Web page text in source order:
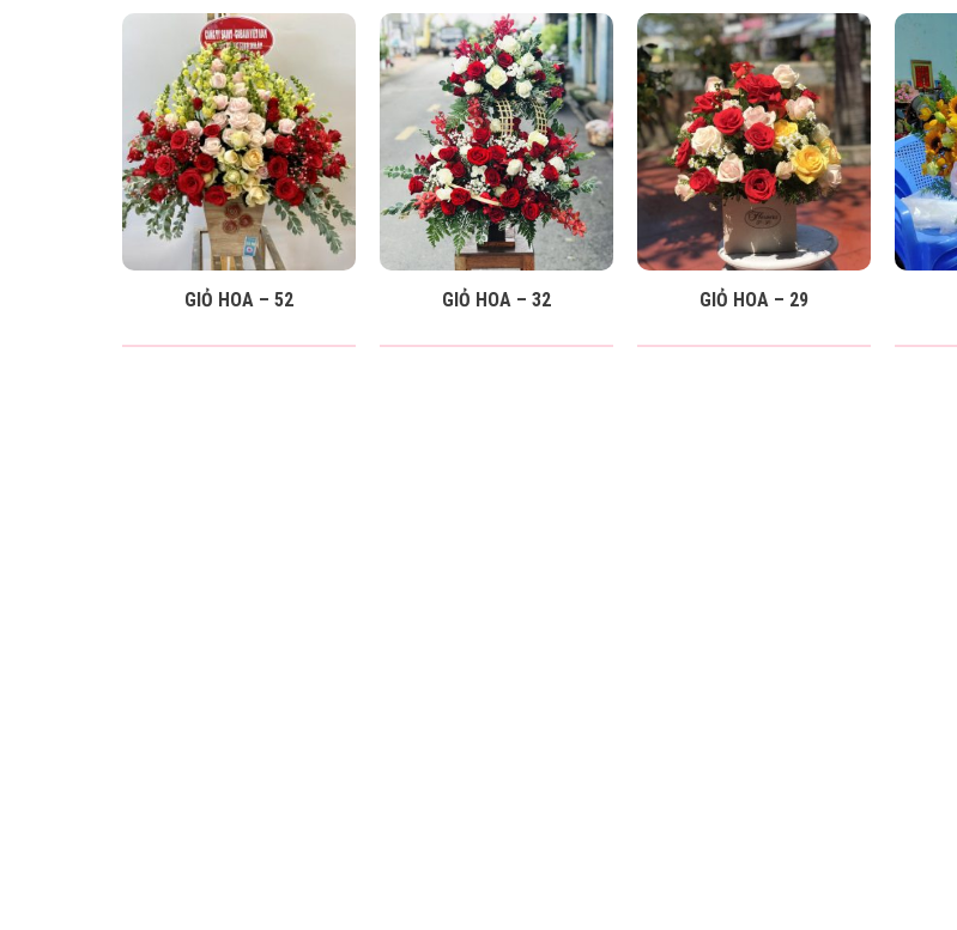
GIỎ HOA – 52 GIỎ HOA – 32 GIỎ HOA – 29